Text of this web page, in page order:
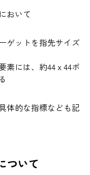
おいて
ゲットを指先サイズ
素には、約44 x 44ポ
体的な指標なども記
ついて